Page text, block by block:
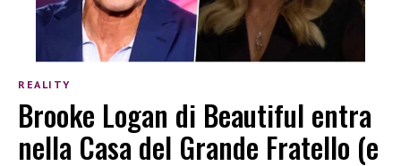
REALITY
Brooke Logan di Beautiful entra
nella Casa del Grande Fratello (e